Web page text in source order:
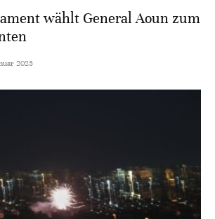
wählt General Aoun zum
2025